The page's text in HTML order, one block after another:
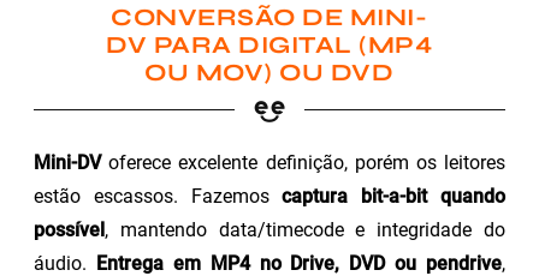
CONVERSÃO DE MINI-
DV PARA DIGITAL (MP4
OU MOV) OU DVD
Mini-DVoferece excelente definição, porém os leitores
estão escassos. Fazemoscaptura bit-a-bit quando
possível, mantendo data/timecode e integridade do
áudio. Entrega em MP4 no Drive, DVD ou pendrive,